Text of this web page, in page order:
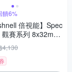
饋6%
倍視能】Spec
賽系列 8x32mm
雙筒望遠鏡 BS1832